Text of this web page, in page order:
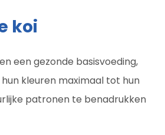
koi
een gezonde basisvoeding,
kleuren maximaal tot hun
patronen te benadrukken